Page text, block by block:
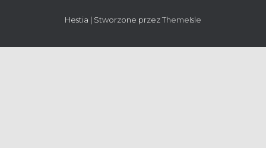
Hestia | Stworzone przezThemeIsle